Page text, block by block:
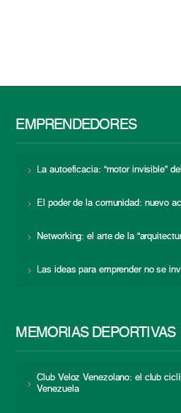
EMPRENDEDORES
La autoeficacia: “motor invisible”
El poder de la comunidad: nuevo
Networking: el arte de la
Las ideas para emprender no se
MEMORIAS DEPORTIVAS
Club Veloz Venezolano: el club
Venezuela